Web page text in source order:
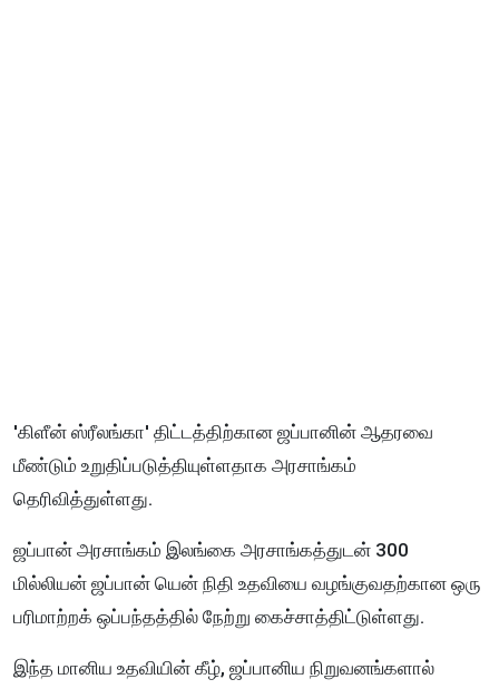
'கிளீன் ஸ்ரீலங்கா' திட்டத்திற்கான ஜப்பானின் ஆதரவை
மீண்டும் உறுதிப்படுத்தியுள்ளதாக அரசாங்கம்
தெரிவித்துள்ளது.
ஜப்பான் அரசாங்கம் இலங்கை அரசாங்கத்துடன் 300
மில்லியன் ஜப்பான் யென் நிதி உதவியை வழங்குவதற்கான ஒரு
பரிமாற்றக் ஒப்பந்தத்தில் நேற்று கைச்சாத்திட்டுள்ளது.
இந்த மானிய உதவியின் கீழ், ஜப்பானிய நிறுவனங்களால்